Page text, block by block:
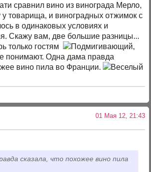
сравнил вино из винограда Мерло,
у товарища, и виноградных отжимок с
в одинаковых условиях и
Скажу вам, две большие разницы...
только гостям
,
понимают. Одна дама правда
вино пила во Франции.
01 Мая 12, 21:43
сказала, что похожее вино пила